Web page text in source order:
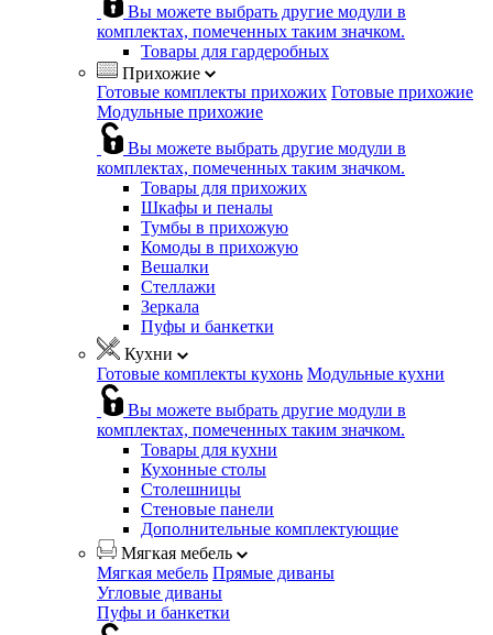
Вы можете выбрать другие модули в
комплектах, помеченных таким значком.
Товары для гардеробных
Прихожие
Готовые комплекты прихожих Готовые прихожие
Модульные прихожие
Вы можете выбрать другие модули в
комплектах, помеченных таким значком.
Товары для прихожих
Шкафы и пеналы
Тумбы в прихожую
Комоды в прихожую
Вешалки
Стеллажи
Зеркала
Пуфы и банкетки
Кухни
Готовые комплекты кухонь Модульные кухни
Вы можете выбрать другие модули в
комплектах, помеченных таким значком.
Товары для кухни
Кухонные столы
Столешницы
Стеновые панели
Дополнительные комплектующие
Мягкая мебель
Мягкая мебель Прямые диваны
Угловые диваны
Пуфы и банкетки